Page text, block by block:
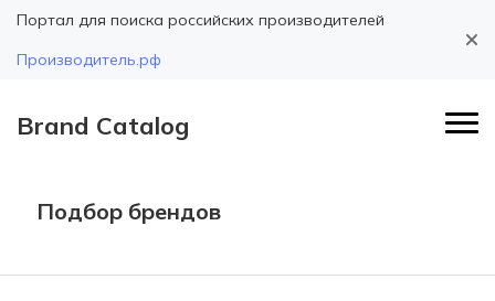
Портал для поиска российских производителей
Производитель.рф
Brand Catalog
Подбор брендов